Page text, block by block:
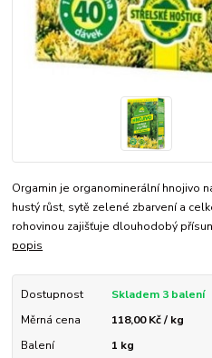
Orgamin je organominerální hnojivo
hustý růst, sytě zelené zbarvení a
rohovinou zajišťuje dlouhodobý
popis
Dostupnost
Skladem 3 balení
Měrná cena
118,00 Kč / kg
Balení
1 kg